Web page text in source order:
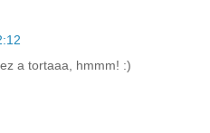
a tortaaa, hmmm! :)